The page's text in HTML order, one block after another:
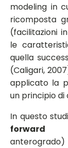
modeling in
ricomposta
(facilitazioni
le
quella
(Caligari,
applicato la
un principio di
In questo
forward